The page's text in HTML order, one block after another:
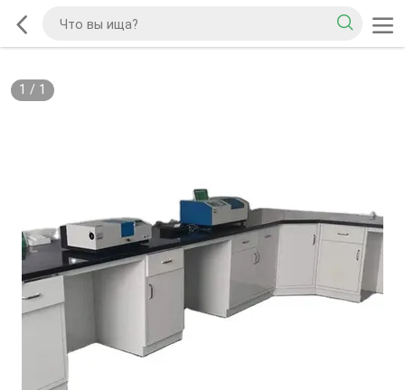
1 / 1